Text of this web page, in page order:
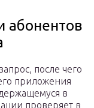
абонентов
после чего
приложения
в
проверяет в